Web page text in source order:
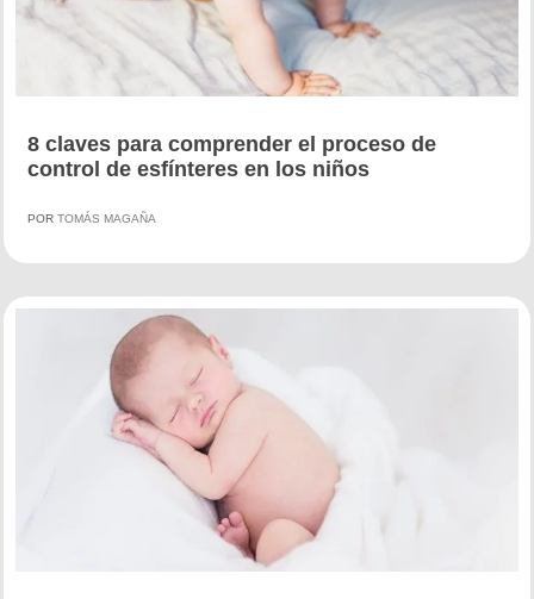
8 claves para comprender el proceso de
control de esfínteres en los niños
POR TOMÁS MAGAÑA